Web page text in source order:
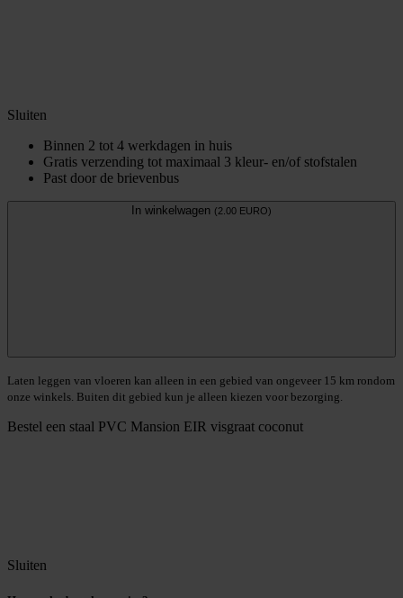
Sluiten
Binnen 2 tot 4 werkdagen in huis
Gratis verzending tot maximaal 3 kleur- en/of stofstalen
Past door de brievenbus
In winkelwagen (2.00 EURO)
Laten leggen van vloeren kan alleen in een gebied van ongeveer 15 km rondom
onze winkels. Buiten dit gebied kun je alleen kiezen voor bezorging.
Bestel een staal PVC Mansion EIR visgraat coconut
Sluiten